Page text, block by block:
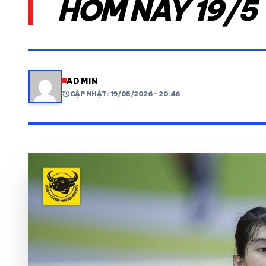
VIDEO
mail
HÔM NAY 19/5
ADMIN
historyCẬP NHẬT: 19/05/2026 - 20:46